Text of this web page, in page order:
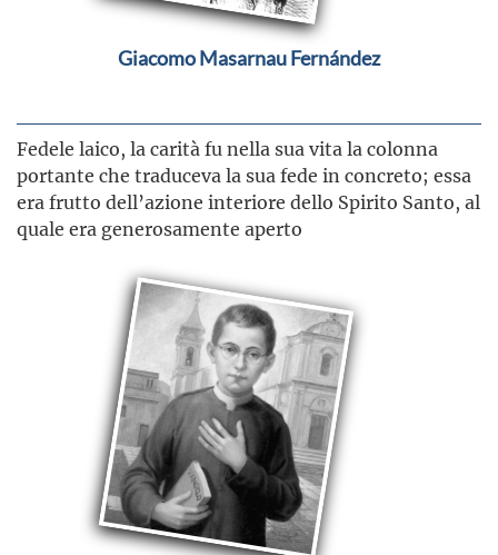
Giacomo Masarnau Fernández
Fedele laico, la carità fu nella sua vita la colonna
portante che traduceva la sua fede in concreto; essa
era frutto dell’azione interiore dello Spirito Santo, al
quale era generosamente aperto